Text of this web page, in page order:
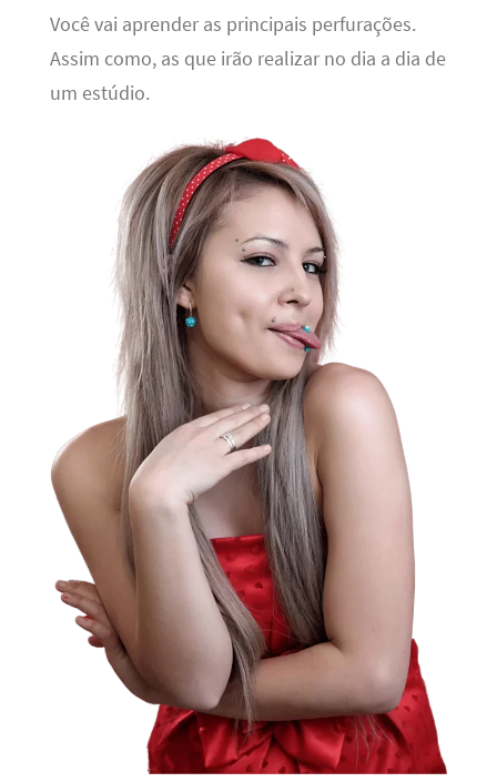
Você vai aprender as principais perfurações.
Assim como, as que irão realizar no dia a dia de
um estúdio.